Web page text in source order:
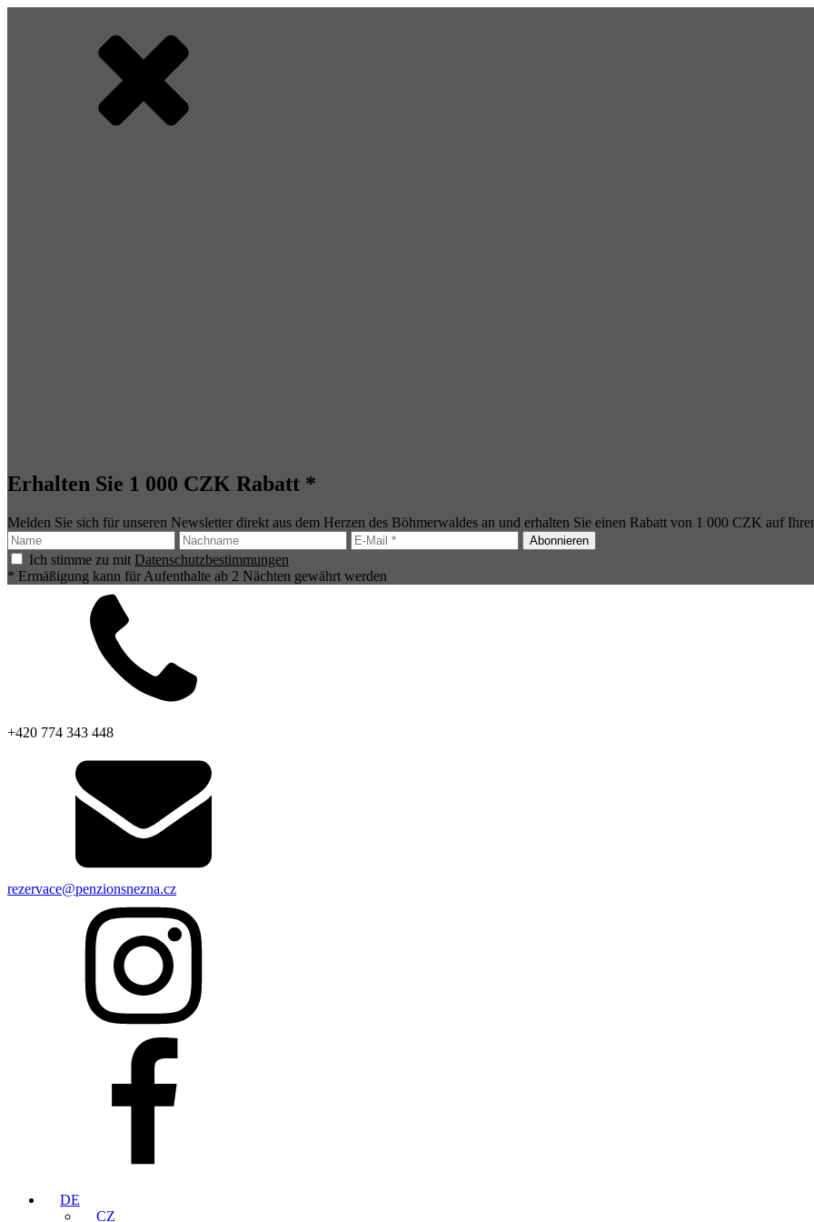
Erhalten Sie 1 000 CZK Rabatt *
Melden Sie sich für unseren Newsletter direkt aus dem Herzen des Böhmerwaldes an und erhalten Sie einen Rabatt von 1 000 CZK auf
Ich stimme zu mit Datenschutzbestimmungen
* Ermäßigung kann für Aufenthalte ab 2 Nächten gewährt werden
+420 774 343 448
rezervace@penzionsnezna.cz
DE
CZ